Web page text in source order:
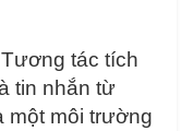
Tương tác tích
tin nhắn từ
một môi trường